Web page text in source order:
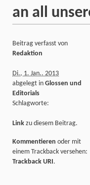
an all
Beitrag verfasst von
Redaktion
Di., 1. Jan.. 2013
abgelegt in Glossen und
Editorials
Schlagworte:
Link zu diesem Beitrag.
Kommentieren oder mit
einem Trackback versehen:
Trackback URI.